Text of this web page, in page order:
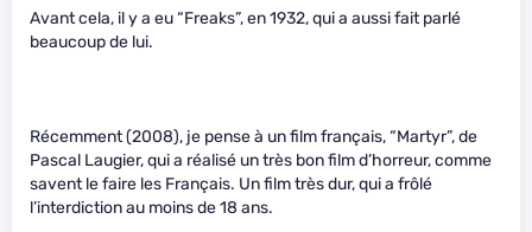
Avant cela, il y a eu “Freaks”, en 1932, qui a aussi fait parlé
beaucoup de lui.
Récemment (2008), je pense à un film français, “Martyr”, de
Pascal Laugier, qui a réalisé un très bon film d’horreur, comme
savent le faire les Français. Un film très dur, qui a frôlé
l’interdiction au moins de 18 ans.